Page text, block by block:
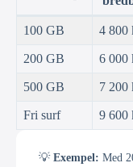
100 GB 4 800
200 GB 6 000
500 GB 7 200
Fri surf 9 600
💡Exempel: Med